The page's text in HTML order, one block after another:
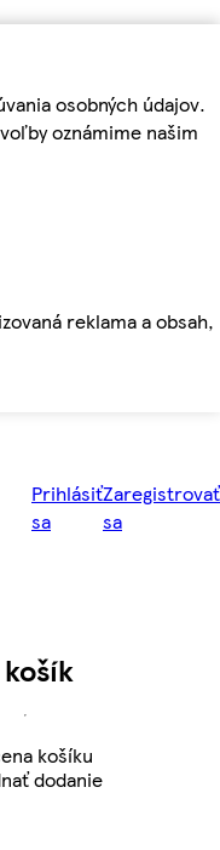
osobných údajov.
oznámime našim
reklama a obsah,
Prihlásiť
sa
Zaregistrovať
sa
cena košíku
košíku
dodanie